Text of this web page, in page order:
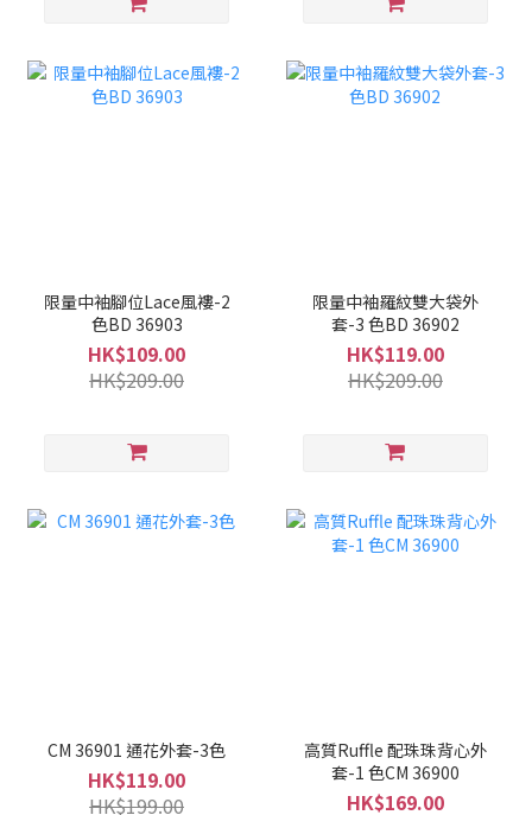
限量中袖腳位Lace風褸-2
色BD 36903
HK$109.00
HK$209.00
限量中袖羅紋雙大袋外
套-3 色BD 36902
HK$119.00
HK$209.00
CM 36901 通花外套-3色
HK$119.00
HK$199.00
高質Ruffle 配珠珠背心外
套-1 色CM 36900
HK$169.00